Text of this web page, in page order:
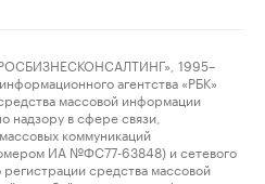
1995–
агентства «РБК»
массовой информации
надзору в сфере связи,
коммуникаций
ИА №ФС77-63848) и сетевого
регистрации средства массовой